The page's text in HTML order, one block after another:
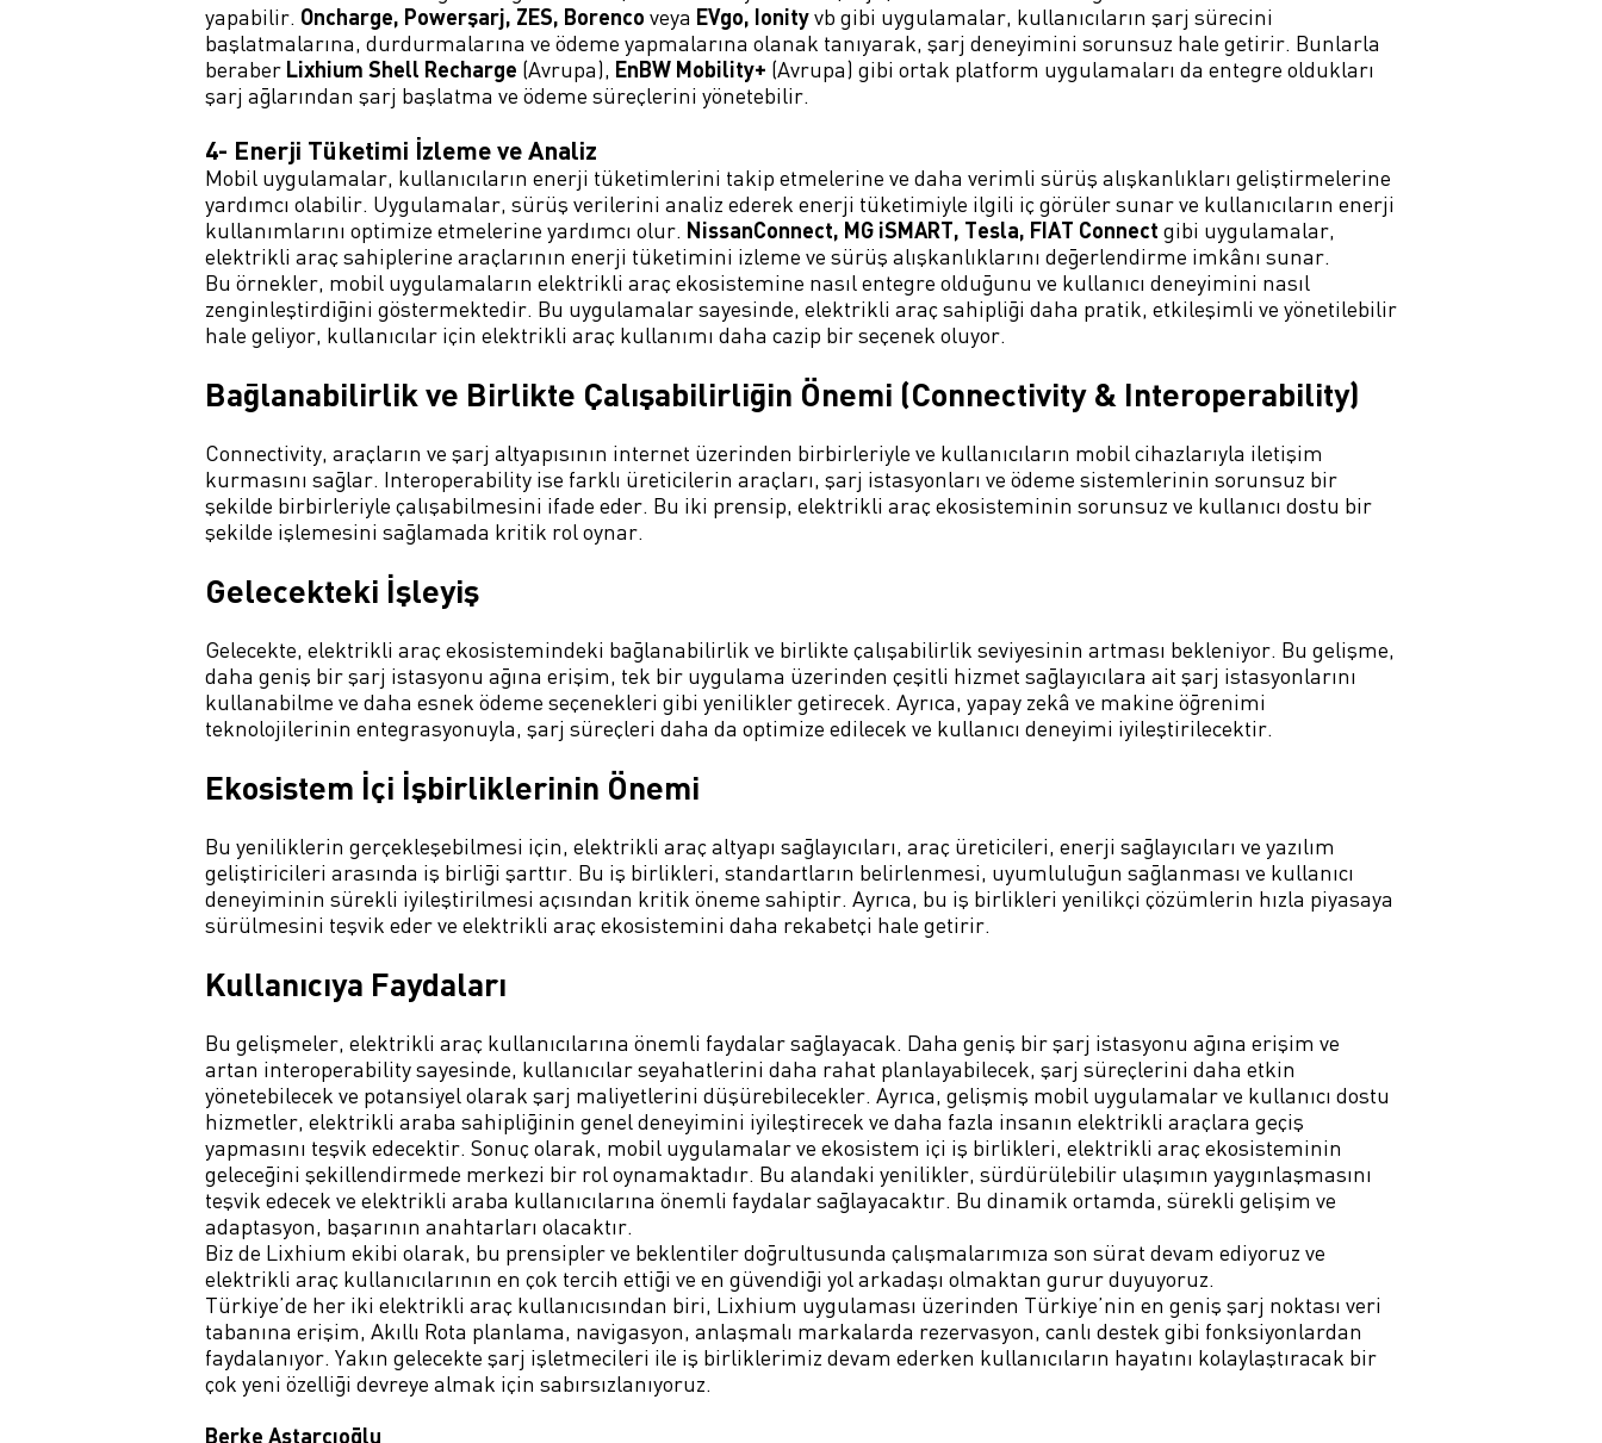
yapabilir. Oncharge, Powerşarj, ZES, Borenco veya EVgo, Ionityvb gibi uygulamalar, kullanıcıların şarj sürecini
başlatmalarına, durdurmalarına ve ödeme yapmalarına olanak tanıyarak, şarj deneyimini sorunsuz hale getirir. Bunlarla
beraber Lixhium Shell Recharge (Avrupa), EnBW Mobility+ (Avrupa) gibi ortak platform uygulamaları da entegre oldukları
şarj ağlarından şarj başlatma ve ödeme süreçlerini yönetebilir.
4- Enerji Tüketimi İzleme ve Analiz
Mobil uygulamalar, kullanıcıların enerji tüketimlerini takip etmelerine ve daha verimli sürüş alışkanlıkları geliştirmelerine
yardımcı olabilir. Uygulamalar, sürüş verilerini analiz ederek enerji tüketimiyle ilgili iç görüler sunar ve kullanıcıların enerji
kullanımlarını optimize etmelerine yardımcı olur. NissanConnect, MG iSMART, Tesla, FIAT Connect gibi uygulamalar,
elektrikli araç sahiplerine araçlarının enerji tüketimini izleme ve sürüş alışkanlıklarını değerlendirme imkânı sunar.
Bu örnekler, mobil uygulamaların elektrikli araç ekosistemine nasıl entegre olduğunu ve kullanıcı deneyimini nasıl
zenginleştirdiğini göstermektedir. Bu uygulamalar sayesinde, elektrikli araç sahipliği daha pratik, etkileşimli ve yönetilebilir
hale geliyor, kullanıcılar için elektrikli araç kullanımı daha cazip bir seçenek oluyor.
Bağlanabilirlik ve Birlikte Çalışabilirliğin Önemi (Connectivity & Interoperability)
Connectivity, araçların ve şarj altyapısının internet üzerinden birbirleriyle ve kullanıcıların mobil cihazlarıyla iletişim
kurmasını sağlar. Interoperability ise farklı üreticilerin araçları, şarj istasyonları ve ödeme sistemlerinin sorunsuz bir
şekilde birbirleriyle çalışabilmesini ifade eder. Bu iki prensip, elektrikli araç ekosisteminin sorunsuz ve kullanıcı dostu bir
şekilde işlemesini sağlamada kritik rol oynar.
Gelecekteki İşleyiş
Gelecekte, elektrikli araç ekosistemindeki bağlanabilirlik ve birlikte çalışabilirlik seviyesinin artması bekleniyor. Bu gelişme,
daha geniş bir şarj istasyonu ağına erişim, tek bir uygulama üzerinden çeşitli hizmet sağlayıcılara ait şarj istasyonlarını
kullanabilme ve daha esnek ödeme seçenekleri gibi yenilikler getirecek. Ayrıca, yapay zekâ ve makine öğrenimi
teknolojilerinin entegrasyonuyla, şarj süreçleri daha da optimize edilecek ve kullanıcı deneyimi iyileştirilecektir.
Ekosistem İçi İşbirliklerinin Önemi
Bu yeniliklerin gerçekleşebilmesi için, elektrikli araç altyapı sağlayıcıları, araç üreticileri, enerji sağlayıcıları ve yazılım
geliştiricileri arasında iş birliği şarttır. Bu iş birlikleri, standartların belirlenmesi, uyumluluğun sağlanması ve kullanıcı
deneyiminin sürekli iyileştirilmesi açısından kritik öneme sahiptir. Ayrıca, bu iş birlikleri yenilikçi çözümlerin hızla piyasaya
sürülmesini teşvik eder ve elektrikli araç ekosistemini daha rekabetçi hale getirir.
Kullanıcıya Faydaları
Bu gelişmeler, elektrikli araç kullanıcılarına önemli faydalar sağlayacak. Daha geniş bir şarj istasyonu ağına erişim ve
artan interoperability sayesinde, kullanıcılar seyahatlerini daha rahat planlayabilecek, şarj süreçlerini daha etkin
yönetebilecek ve potansiyel olarak şarj maliyetlerini düşürebilecekler. Ayrıca, gelişmiş mobil uygulamalar ve kullanıcı dostu
hizmetler, elektrikli araba sahipliğinin genel deneyimini iyileştirecek ve daha fazla insanın elektrikli araçlara geçiş
yapmasını teşvik edecektir. Sonuç olarak, mobil uygulamalar ve ekosistem içi iş birlikleri, elektrikli araç ekosisteminin
geleceğini şekillendirmede merkezi bir rol oynamaktadır. Bu alandaki yenilikler, sürdürülebilir ulaşımın yaygınlaşmasını
teşvik edecek ve elektrikli araba kullanıcılarına önemli faydalar sağlayacaktır. Bu dinamik ortamda, sürekli gelişim ve
adaptasyon, başarının anahtarları olacaktır.
Biz de Lixhium ekibi olarak, bu prensipler ve beklentiler doğrultusunda çalışmalarımıza son sürat devam ediyoruz ve
elektrikli araç kullanıcılarının en çok tercih ettiği ve en güvendiği yol arkadaşı olmaktan gurur duyuyoruz.
Türkiye’de her iki elektrikli araç kullanıcısından biri, Lixhium uygulaması üzerinden Türkiye’nin en geniş şarj noktası veri
tabanına erişim, Akıllı Rota planlama, navigasyon, anlaşmalı markalarda rezervasyon, canlı destek gibi fonksiyonlardan
faydalanıyor. Yakın gelecekte şarj işletmecileri ile iş birliklerimiz devam ederken kullanıcıların hayatını kolaylaştıracak bir
çok yeni özelliği devreye almak için sabırsızlanıyoruz.
Berke Astarcıoğlu